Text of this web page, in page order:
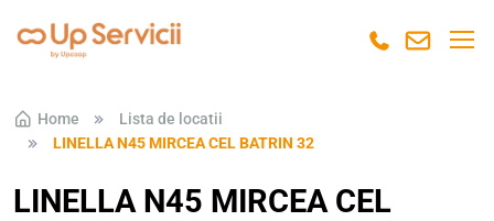
Skip to navigation
Skip to content
Home
Lista de locatii
LINELLA N45 MIRCEA CEL BATRIN 32
LINELLA N45 MIRCEA CEL